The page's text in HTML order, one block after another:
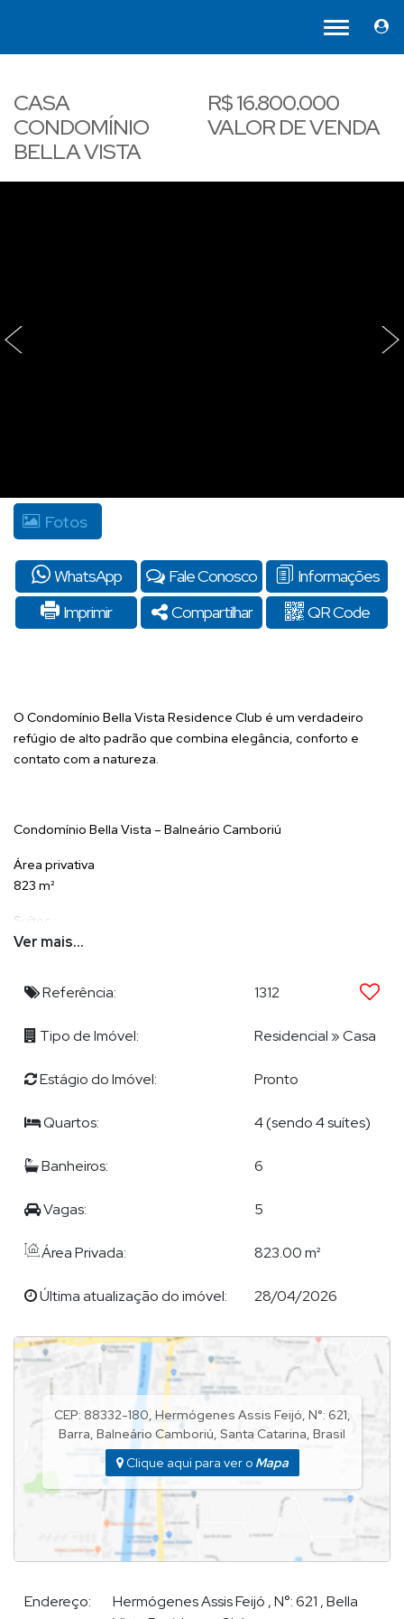
CASA
CONDOMÍNIO
BELLA VISTA
R$16.800.000
VALOR DE VENDA
‹ ›
Fotos
WhatsApp Fale Conosco
Informações
Imprimir
Compartilhar QR Code
O Condomínio Bella Vista Residence Club é um verdadeiro
refúgio de alto padrão que combina elegância, conforto e
contato com a natureza.
Condomínio Bella Vista – Balneário Camboriú
Área privativa
823 m²
Suítes
4 suítes / 5 vagas de garagem
Salão de festas
Spa
Quadra poliesportiva
Solarium
Academia
Piscina infantil
Bar molhado
Portaria 24 horas
Vigilância motorizada
Monitoramento
Vigilância motorizada
Ver mais...
Ver mais...
Referência: 1312
Tipo de Imóvel: Residencial »Casa
Estágio do Imóvel: Pronto
Quartos: 4 (sendo 4 suítes)
Banheiros: 6
Vagas: 5
Área Privada: 823.00 m²
Última atualização do imóvel: 28/04/2026
CEP: 88332-180, Hermógenes Assis Feijó, N°: 621,
Barra, Balneário Camboriú, Santa Catarina, Brasil
Clique aqui para ver o Mapa
Endereço: Hermógenes Assis Feijó ,N°:621 ,Bella